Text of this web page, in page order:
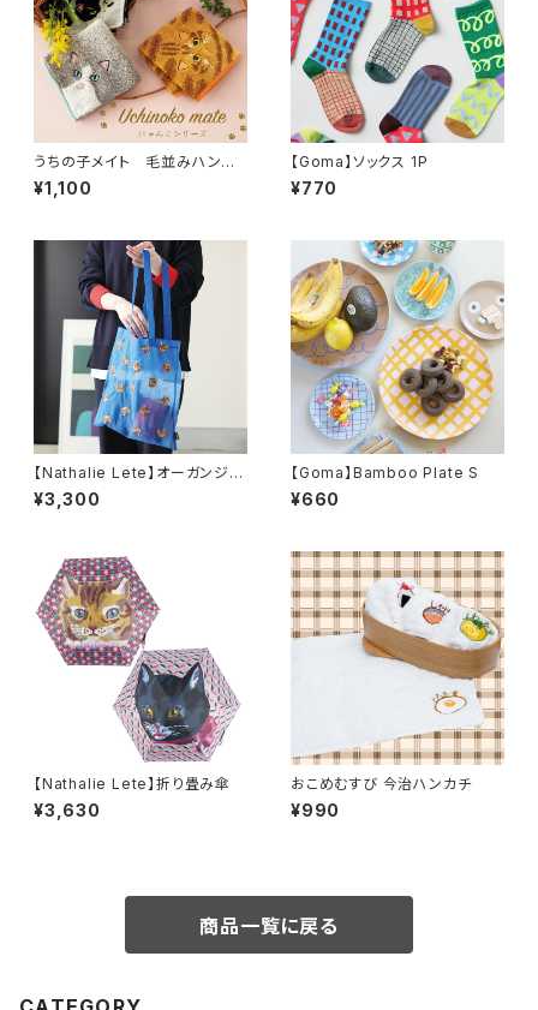
うちの子メイト 毛並みハンカ
チ
¥1,100
【Goma】ソックス 1P
¥770
【Nathalie Lete】オーガンジー
バッグ
¥3,300
【Goma】Bamboo Plate S
¥660
【Nathalie Lete】折り畳み傘
¥3,630
おこめむすび 今治ハンカチ
¥990
商品一覧に戻る